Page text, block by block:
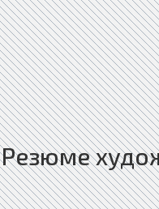
Резюме